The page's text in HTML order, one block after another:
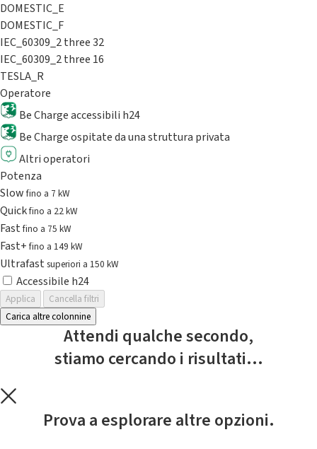
DOMESTIC_E
DOMESTIC_F
IEC_60309_2 three 32
IEC_60309_2 three 16
TESLA_R
Operatore
Be Charge accessibili h24
Be Charge ospitate da una struttura privata
Altri operatori
Potenza
Slowfino a 7 kW
Quickfino a 22 kW
Fastfino a 75 kW
Fast+fino a 149 kW
Ultrafast superiori a 150 kW
Accessibile h24
Applica
Cancella filtri
Carica altre colonnine
Attendi qualche secondo,
stiamo cercando i risultati...
Prova a esplorare altre opzioni.